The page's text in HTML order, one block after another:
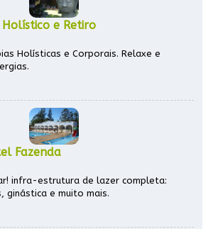
Holístico e Retiro
Holísticas e Corporais. Relaxe e
Fazenda
infra-estrutura de lazer completa:
ginástica e muito mais.